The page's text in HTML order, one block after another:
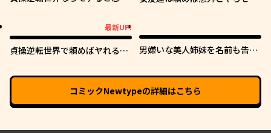
最新UP!
貞操逆転世界で頼めばヤれると
男嫌いな美人姉妹を名前も告げ
コミックNewtypeの詳細はこちら